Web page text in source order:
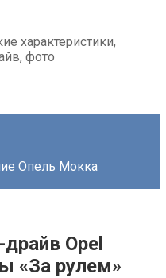
характеристики,
фото
Опель Мокка
Opel
«За рулем»